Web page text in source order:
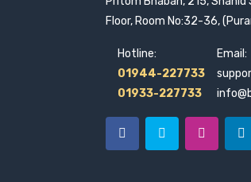
Floor, Room No:32-36,
Hotline:
01944-227733
01933-227733
Email: